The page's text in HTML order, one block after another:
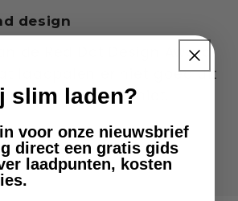
design
de Red Dot Design Award.
laadpalen er niet goed uit
zien? Wij zeker niet.
1/van
3
slim laden?
voor onze nieuwsbrief
direct een gratis gids
laadpunten, kosten